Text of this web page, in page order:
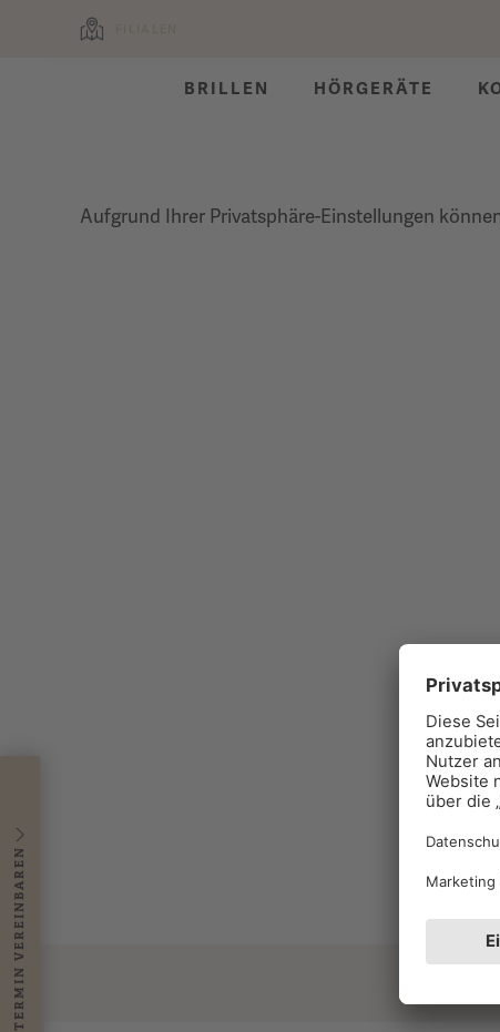
BRILLEN HÖRGERÄTE
Aufgrund Ihrer Privatsphäre-Einstellungen
TERMIN VEREINBAREN